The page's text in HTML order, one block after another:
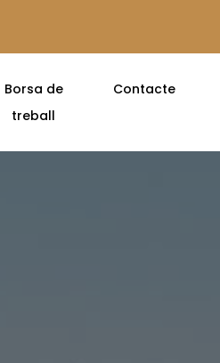
Borsa de
treball
Contacte